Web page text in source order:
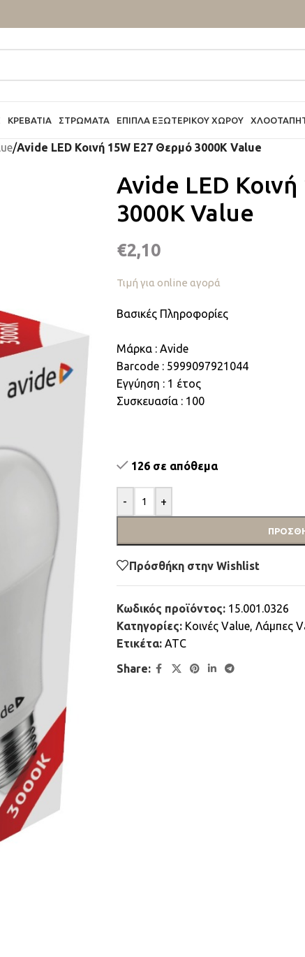
ΚΡΕΒΆΤΙΑ ΣΤΡΏΜΑΤΑ ΈΠΙΠΛΑ ΕΞΩΤΕΡΙΚΟΎ ΧΏΡΟΥ
/Avide LED Κοινή 15W E27 Θερμό 3000K Value
Avide LED
3000K Value
€2,10
Τιμή για online αγορά
Βασικές Πληροφορίες
Μάρκα : Avide
Barcode : 5999097921044
Εγγύηση : 1 έτος
Συσκευασία : 100
126 σε απόθεμα
- +
Πρόσθήκη στην Wishlist
Κωδικός προϊόντος: 15.001.0326
Κατηγορίες: Κοινές Value, Λάμπες
Ετικέτα: ATC
Share: